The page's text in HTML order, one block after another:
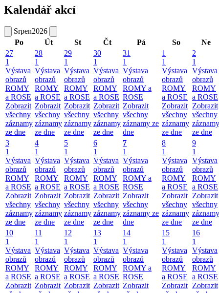
Kalendář akcí
Srpen2026
Po
Út St Čt Pá So
Ne
27
1
Výstava
obrazů
ROMY
a ROSE
Zobrazit
všechny
záznamy
ze dne
28
1
Výstava
obrazů
ROMY
a ROSE
Zobrazit
všechny
záznamy
ze dne
29
1
Výstava
obrazů
ROMY
a ROSE
Zobrazit
všechny
záznamy
ze dne
30
1
Výstava
obrazů
ROMY
a ROSE
Zobrazit
všechny
záznamy
ze dne
31
1
Výstava
obrazů
ROMY a
ROSE
Zobrazit
všechny
záznamy ze
dne
1
1
Výstava
obrazů
ROMY
a ROSE
Zobrazit
všechny
záznamy
ze dne
2
1
Výstava
obrazů
ROMY
a ROSE
Zobrazit
všechny
záznamy
ze dne
3
1
Výstava
obrazů
ROMY
a ROSE
Zobrazit
všechny
záznamy
ze dne
4
1
Výstava
obrazů
ROMY
a ROSE
Zobrazit
všechny
záznamy
ze dne
5
1
Výstava
obrazů
ROMY
a ROSE
Zobrazit
všechny
záznamy
ze dne
6
1
Výstava
obrazů
ROMY
a ROSE
Zobrazit
všechny
záznamy
ze dne
7
1
Výstava
obrazů
ROMY a
ROSE
Zobrazit
všechny
záznamy ze
dne
8
1
Výstava
obrazů
ROMY
a ROSE
Zobrazit
všechny
záznamy
ze dne
9
1
Výstava
obrazů
ROMY
a ROSE
Zobrazit
všechny
záznamy
ze dne
10
1
Výstava
obrazů
ROMY
a ROSE
Zobrazit
11
1
Výstava
obrazů
ROMY
a ROSE
Zobrazit
12
1
Výstava
obrazů
ROMY
a ROSE
Zobrazit
13
1
Výstava
obrazů
ROMY
a ROSE
Zobrazit
14
1
Výstava
obrazů
ROMY a
ROSE
Zobrazit
15
1
Výstava
obrazů
ROMY
a ROSE
Zobrazit
16
1
Výstava
obrazů
ROMY
a ROSE
Zobrazit